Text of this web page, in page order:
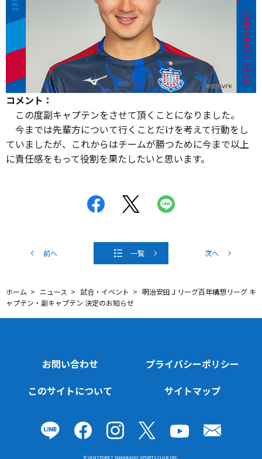
コメント：
この度副キャプテンをさせて頂くことになりました。
今までは先輩方について行くことだけを考えて行動をし
ていましたが、これからはチームが勝つために今まで以上
に責任感をもって役割を果たしたいと思います。
前へ 一覧 次へ
ホーム ニュース 試合・イベント
明治安田Ｊリーグ百年構想リーグ キ
ャプテン・副キャプテン 決定のお知らせ
お問い合わせ
プライバシーポリシー
このサイトについて
サイトマップ
© VENTFORET YAMANASHI SPORTS CLUB INC.